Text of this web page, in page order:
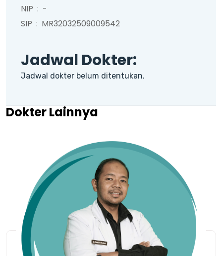
NIP : -
SIP : MR32032509009542
Jadwal Dokter:
Jadwal dokter belum ditentukan.
Dokter Lainnya